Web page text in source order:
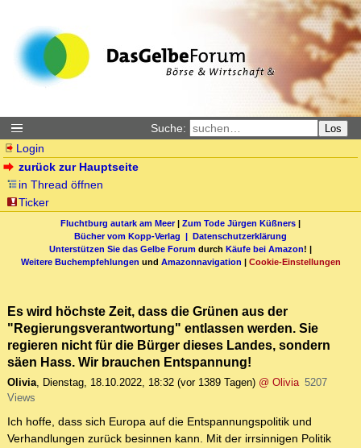
Suche: Los
Login
zurück zur Hauptseite
in Thread öffnen
Ticker
Fluchtburg autark am Meer| Zum Tode Jürgen Küßners |
Bücher vom Kopp-Verlag | Datenschutzerklärung
Unterstützen Sie das Gelbe Forum durch Käufe bei Amazon! |
Weitere Buchempfehlungen und Amazonnavigation | Cookie-Einstellungen
Es wird höchste Zeit, dass die Grünen aus der
"Regierungsverantwortung" entlassen werden. Sie
regieren nicht für die Bürger dieses Landes, sondern
säen Hass. Wir brauchen Entspannung!
Olivia, Dienstag, 18.10.2022, 18:32 (vor 1389 Tagen) @ Olivia 5207
Views
Ich hoffe, dass sich Europa auf die Entspannungspolitik und
Verhandlungen zurück besinnen kann. Mit der irrsinnigen Politik